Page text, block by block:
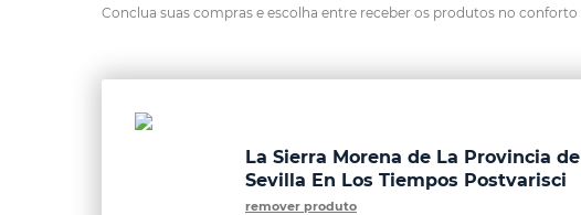
Conclua suas compras e escolha entre receber os produtos no
La Sierra Morena de La Provincia de
Sevilla En Los Tiempos Postvarisci
remover produto